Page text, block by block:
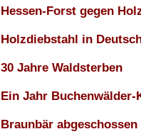
Hessen-Forst gegen
Holzdiebstahl in
30 Jahre Waldsterben
Ein Jahr Buchenwälder-
Braunbär abgeschossen